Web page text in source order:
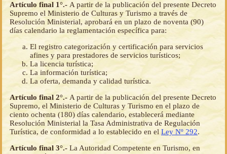
Artículo final 1°.- A partir de la publicación del presente Decreto
Supremo el Ministerio de Culturas y Turismo a través de
Resolución Ministerial, aprobará en un plazo de noventa (90)
días calendario la reglamentación específica para:
El registro categorización y certificación para servicios
afines y para prestadores de servicios turísticos;
La licencia turística;
La información turística;
La oferta, demanda y calidad turística.
Artículo final 2°.- A partir de la publicación del presente Decreto
Supremo, el Ministerio de Culturas y Turismo en el plazo de
ciento ochenta (180) días calendario, establecerá mediante
Resolución Ministerial la Tasa Administrativa de Regulación
Turística, de conformidad a lo establecido en el Ley Nº 292.
Artículo final 3°.- La Autoridad Competente en Turismo, en